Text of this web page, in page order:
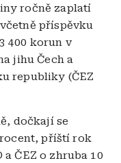
ročně zaplatí
příspěvku
400 korun v
jihu Čech a
republiky (ČEZ
dočkají se
příští rok
ČEZ o zhruba 10